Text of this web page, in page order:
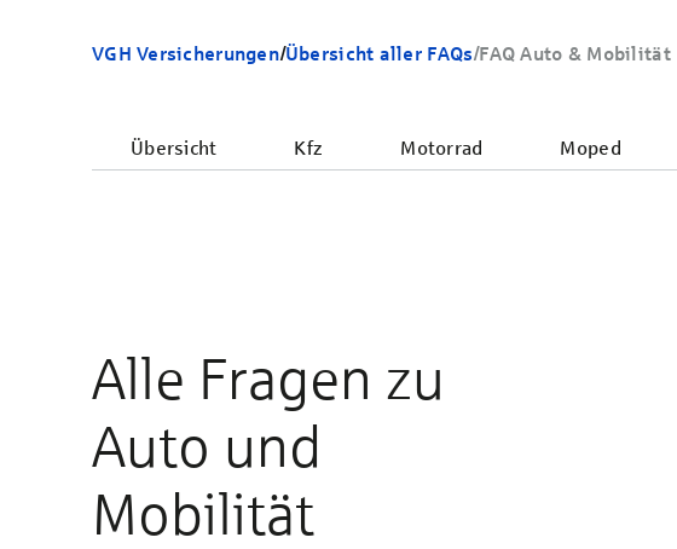
VGH Versicherungen/Übersicht aller FAQs/FAQ Auto & Mobilität
Übersicht Kfz Motorrad Moped
Alle Fragen zu
Auto und
Mobilität